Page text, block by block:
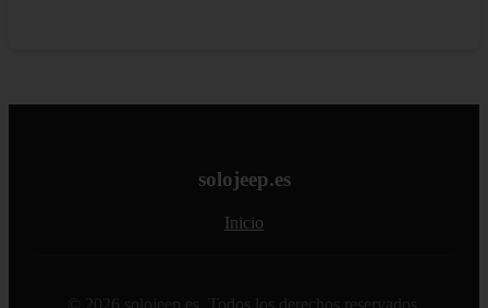
solojeep.es
Inicio